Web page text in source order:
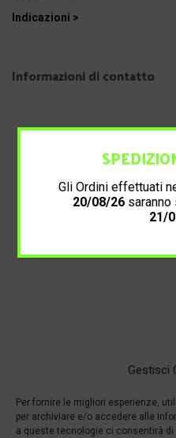
Gestisci
Per fornire le migliori esperienze,
per archiviare e/o accedere alle
a queste tecnologie ci consentirà di
Indicazioni >
Informazioni di contatto
Gli Ordini effettuati
20/08/26saranno
21/